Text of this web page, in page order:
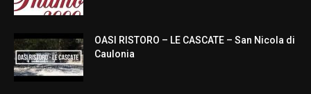
OASI RISTORO – LE CASCATE – San Nicola di
Caulonia